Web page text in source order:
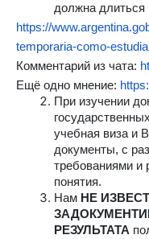
должна длиться
https://
temporaria-como-
Комментарий из чата:
Ещё одно мнение:
При изучении
учебная виза и
документы, с
требованиями и
понятия.
Нам НЕ
РЕЗУЛЬТАТА